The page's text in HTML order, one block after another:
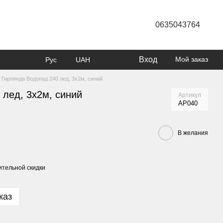
0635043764
Рус UAH Вход Мой заказ
Гирлянда Водопад 240 лед, 3х2м, синий
3х2м, синий Артикул
АР040
В желания
скидки